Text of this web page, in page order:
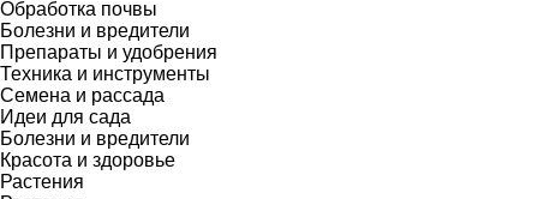
Обработка почвы
Болезни и вредители
Препараты и удобрения
Техника и инструменты
Семена и рассада
Идеи для сада
Болезни и вредители
Красота и здоровье
Растения